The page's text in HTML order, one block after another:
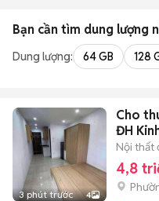
Bạn cần tìm dung lượng
Dung lượng: 64 GB 128
3 phút trước 4
Cho
ĐH
Nội thất
4,8